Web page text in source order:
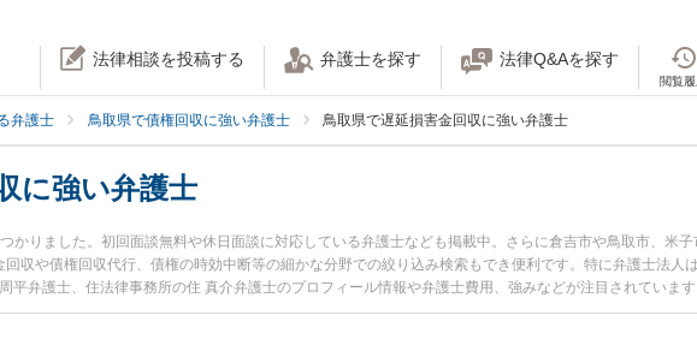
法律相談を投稿する 弁護士を探す 法律Q&Aを探す
閲覧
弁護士 鳥取県で債権回収に強い弁護士 鳥取県で遅延損害金回収に強い弁護士
に強い弁護士
かりました。初回面談無料や休日面談に対応している弁護士なども掲載中。さらに倉吉市や鳥取市、米
収や債権回収代行、債権の時効中断等の細かな分野での絞り込み検索もでき便利です。特に弁護士法人
平弁護士、住法律事務所の住 真介弁護士のプロフィール情報や弁護士費用、強みなどが注目されていま
弁護士に相談したい』『遅延損害金回収のトラブル解決の実績豊富な近くの弁護士を検索したい』『初
したい』などでお困りの相談者さんにおすすめです。